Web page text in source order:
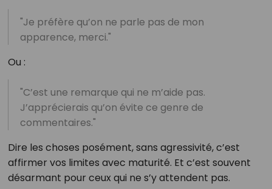
"Je préfère qu’on ne parle pas de mon
apparence, merci."
Ou :
"C’est une remarque qui ne m’aide pas.
J’apprécierais qu’on évite ce genre de
commentaires."
Dire les choses posément, sans agressivité, c’est
affirmer vos limites avec maturité. Et c’est souvent
désarmant pour ceux qui ne s’y attendent pas.